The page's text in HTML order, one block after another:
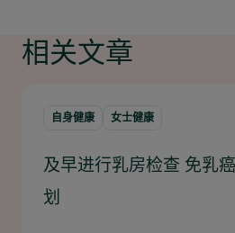
相关文章
自身健康 女士健康
及早进行乳房检查 免乳
划